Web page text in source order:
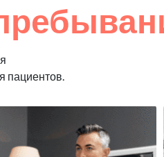
пациентов.